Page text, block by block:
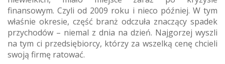
finansowym. Czyli od 2009 roku i nieco później. W tym
właśnie okresie, część branż odczuła znaczący spadek
przychodów – niemal z dnia na dzień. Najgorzej wyszli
na tym ci przedsiębiorcy, którzy za wszelką cenę chcieli
swoją firmę ratować.